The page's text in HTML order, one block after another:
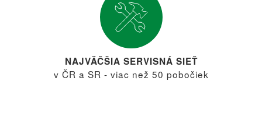
NAJVÄČŠIA SERVISNÁ SIEŤ
v ČR a SR - viac než 50 pobočiek